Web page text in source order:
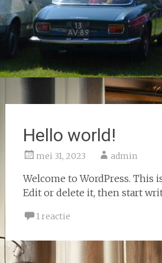
Hello world!
mei 31, 2023 admin
Welcome to WordPress. This
Edit or delete it, then start
1 reactie